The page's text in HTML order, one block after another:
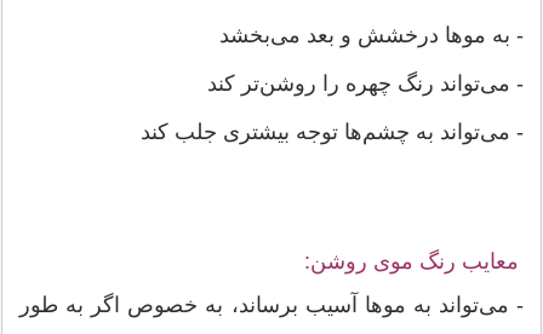
- به موها درخشش و بعد می‌بخشد
- می‌تواند رنگ چهره را روشن‌تر کند
- می‌تواند به چشم‌ها توجه بیشتری جلب کند
معایب رنگ موی روشن:
- می‌تواند به موها آسیب برساند، به خصوص اگر به طور